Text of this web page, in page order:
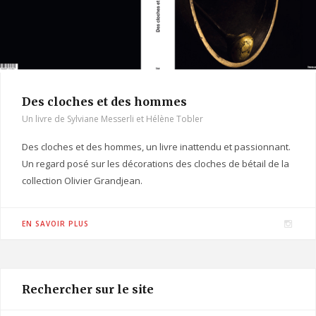
Des cloches et des hommes
Un livre de Sylviane Messerli et Hélène Tobler
Des cloches et des hommes, un livre inattendu et passionnant.
Un regard posé sur les décorations des cloches de bétail de la
collection Olivier Grandjean.
EN SAVOIR PLUS
I
Rechercher sur le site